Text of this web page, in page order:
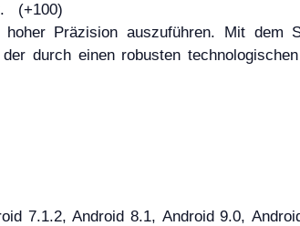
Präzision auszuführen. Mit dem
durch einen robusten
7.1.2, Android 8.1, Android 9.0,